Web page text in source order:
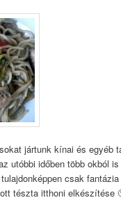
jártunk kínai és egyéb
utóbbi időben több okból
csak
tészta itthoni elkészítése